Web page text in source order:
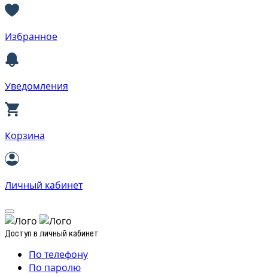
Избранное
Уведомления
Корзина
Личный кабинет
Доступ в личный кабинет
По телефону
По паролю